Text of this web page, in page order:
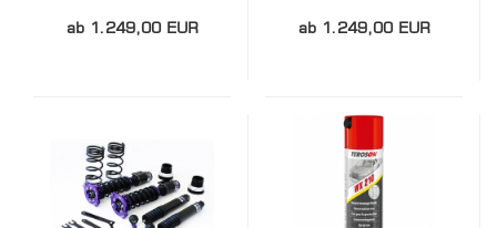
ab 1.249,00 EUR ab 1.249,00 EUR